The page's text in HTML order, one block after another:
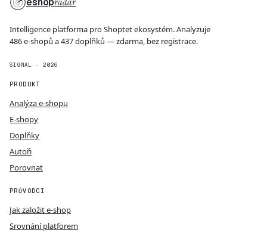
Intelligence platforma pro Shoptet ekosystém. Analyzuje
486 e-shopů a 437 doplňků — zdarma, bez registrace.
SIGNAL · 2026
PRODUKT
Analýza e-shopu
E-shopy
Doplňky
Autoři
Porovnat
PRŮVODCI
Jak založit e-shop
Srovnání platforem